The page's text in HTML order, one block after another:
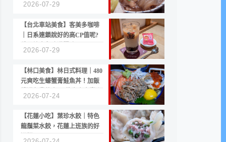
2026-07-29
【台北車站美食】客美多咖啡
｜日系連鎖說好的高CP值呢?
2026-07-29
【林口美食】林日式料理｜480
元爽吃生蠔蟹膏鮭魚丼！加飯
2026-07-24
【花蓮小吃】葉珍水餃｜特色
龍鬚菜水餃，花蓮上班族的好